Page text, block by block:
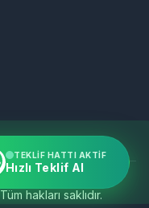
hakları saklıdır.
TEKLIF HATTI AKTIF
Hızlı Teklif Al